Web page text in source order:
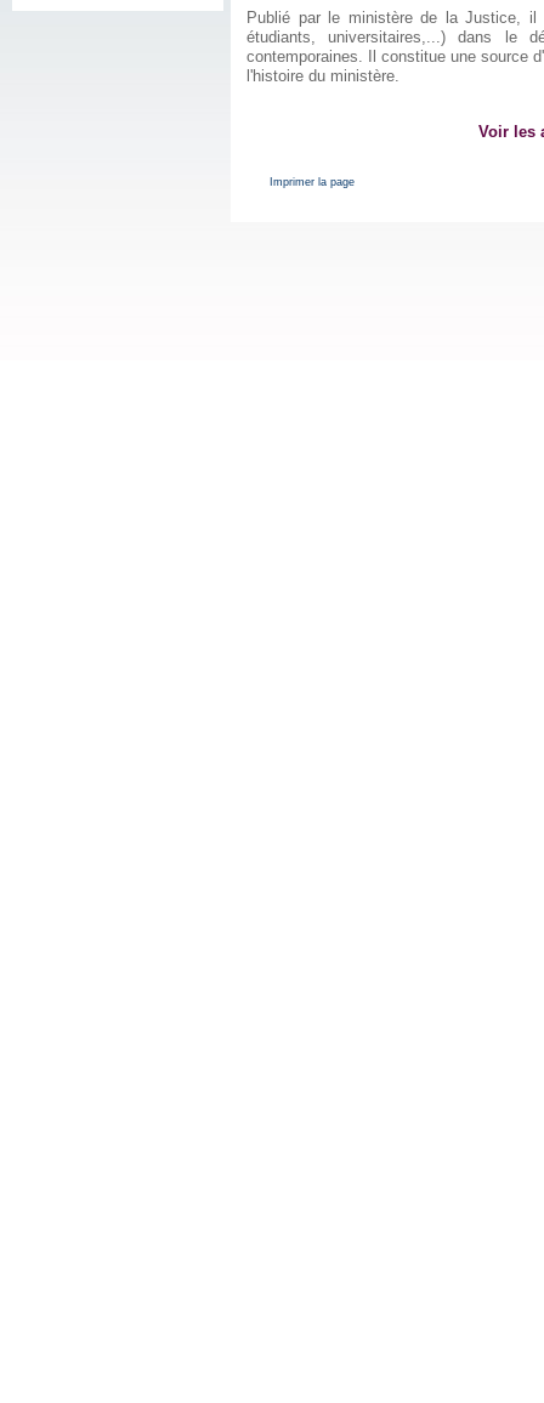
Publié par le ministère de la Justice, il
étudiants, universitaires,...) dans le
contemporaines. Il constitue une source
l'histoire du ministère.
Voir les
Imprimer la page